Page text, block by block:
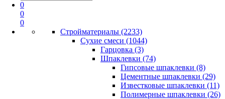
0
0
0
Стройматериалы (2233)
Сухие смеси (1044)
Гарцовка (3)
Шпаклевки (74)
Гипсовые шпаклевки (8)
Цементные шпаклевки (29)
Известковые шпаклевки (11)
Полимерные шпаклевки (26)